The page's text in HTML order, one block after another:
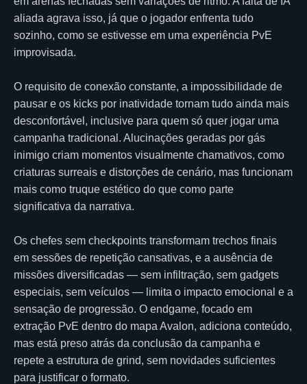
aliada agrava isso, já que o jogador enfrenta tudo
sozinho, como se estivesse em uma experiência PvE
improvisada.
O requisito de conexão constante, a impossibilidade de
pausar e os kicks por inatividade tornam tudo ainda mais
desconfortável, inclusive para quem só quer jogar uma
campanha tradicional. Alucinações geradas por gás
inimigo criam momentos visualmente chamativos, como
criaturas surreais e distorções de cenário, mas funcionam
mais como truque estético do que como parte
significativa da narrativa.
Os chefes sem checkpoints transformam trechos finais
em sessões de repetição cansativas, e a ausência de
missões diversificadas — sem infiltração, sem gadgets
especiais, sem veículos — limita o impacto emocional e a
sensação de progressão. O endgame, focado em
extração PvE dentro do mapa Avalon, adiciona conteúdo,
mas está preso atrás da conclusão da campanha e
repete a estrutura de grind, sem novidades suficientes
para justificar o formato.